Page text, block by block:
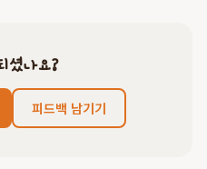
셨나요?
피드백 남기기